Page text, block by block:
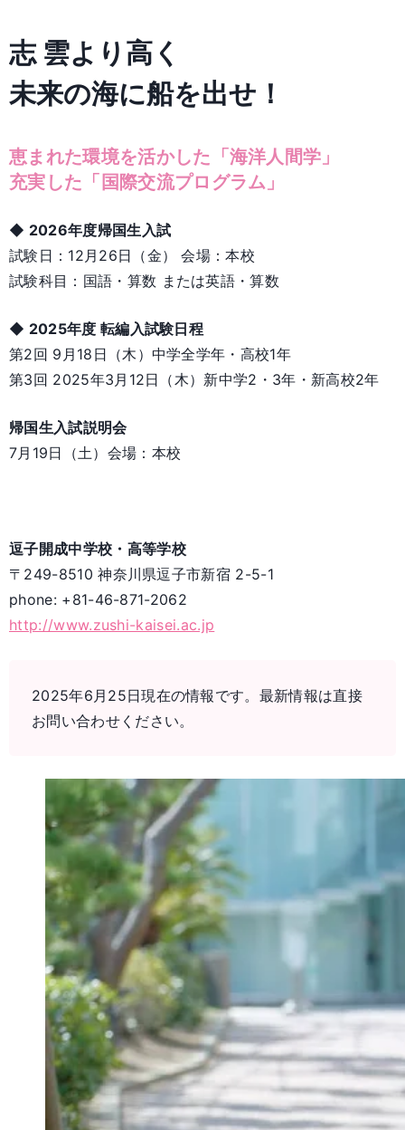
志 雲より高く
未来の海に船を出せ！
恵まれた環境を活かした「海洋人間学」
充実した「国際交流プログラム」
◆ 2026年度帰国生入試
試験日：12月26日（金） 会場：本校
試験科目：国語・算数 または英語・算数
◆ 2025年度 転編入試験日程
第2回 9月18日（木）中学全学年・高校1年
第3回 2025年3月12日（木）新中学2・3年・新高校2年
帰国生入試説明会
7月19日（土）会場：本校
逗子開成中学校・高等学校
〒249-8510 神奈川県逗子市新宿 2-5-1
phone: +81-46-871-2062
http://www.zushi-kaisei.ac.jp
2025年6月25日現在の情報です。最新情報は直接
お問い合わせください。